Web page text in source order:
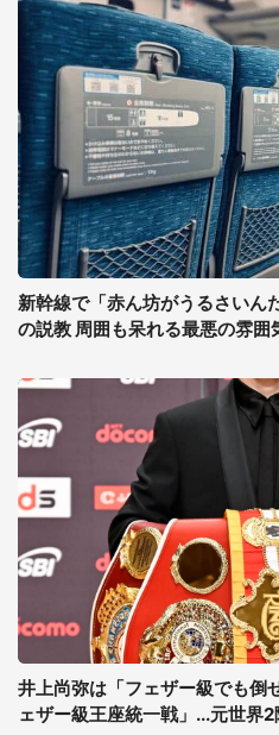
新幹線で「赤ん坊がうるさいん
の説教 周囲も呆れる最悪の雰囲
井上尚弥は「フェザー級でも倒
ェザー級王座統一戦」...元世界